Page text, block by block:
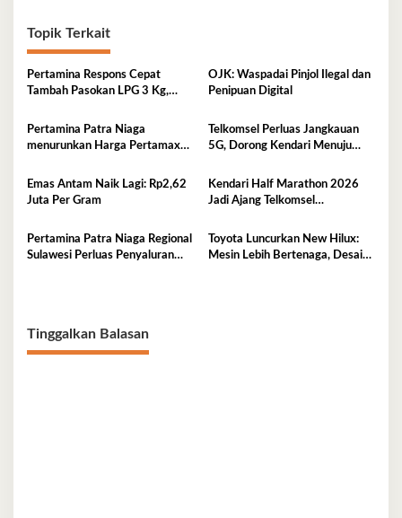
Topik Terkait
Pertamina Respons Cepat
Tambah Pasokan LPG 3 Kg,
Selatan Berlangsung Kondusif
OJK: Waspadai Pinjol Ilegal dan
Penipuan Digital
Pertamina Patra Niaga
menurunkan Harga Pertamax
Telkomsel Perluas Jangkauan
5G, Dorong Kendari Menuju
Emas Antam Naik Lagi: Rp2,62
Juta Per Gram
Kendari Half Marathon 2026
Jadi Ajang Telkomsel
Terintegrasi
Pertamina Patra Niaga Regional
Sulawesi Perluas Penyaluran
Toyota Luncurkan New Hilux:
Mesin Lebih Bertenaga, Desain
Tinggalkan Balasan